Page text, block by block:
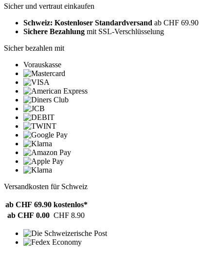
Sicher und vertraut einkaufen
Schweiz: Kostenloser Standardversand ab CHF 69.90
Sichere Bezahlung mit SSL-Verschlüsselung
Sicher bezahlen mit
Vorauskasse
Versandkosten für Schweiz
ab CHF 69.90 kostenlos*
ab CHF 0.00 CHF 8.90